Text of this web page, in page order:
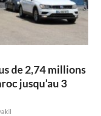
de 2,74 millions
jusqu’au 3